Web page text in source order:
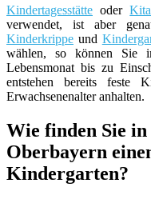
Kindertagesstätte oderKita
verwendet, ist aber
Kinderkrippe und
wählen, so können Sie
Lebensmonat bis zu
entstehen bereits feste
Erwachsenenalter anhalten.
Wie finden Sie
Oberbayern
Kindergarten?